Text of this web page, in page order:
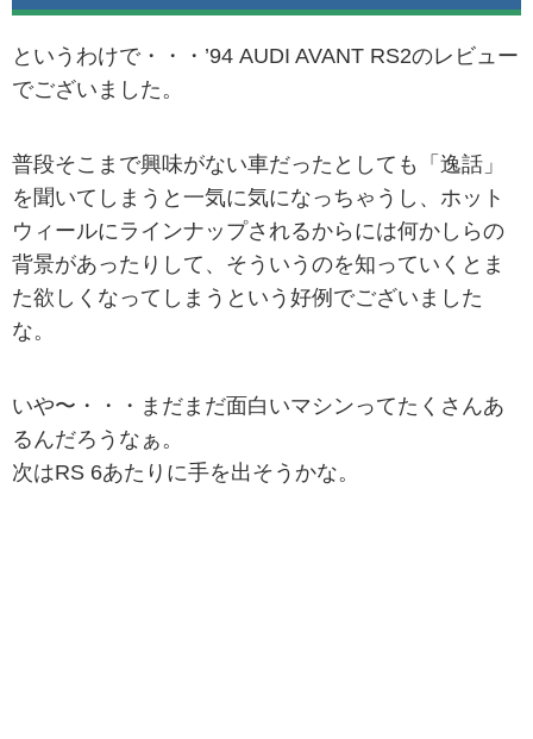
というわけで・・・’94 AUDI AVANT RS2のレビュー
でございました。
普段そこまで興味がない車だったとしても「逸話」
を聞いてしまうと一気に気になっちゃうし、ホット
ウィールにラインナップされるからには何かしらの
背景があったりして、そういうのを知っていくとま
た欲しくなってしまうという好例でございました
な。
いや〜・・・まだまだ面白いマシンってたくさんあ
るんだろうなぁ。
次はRS 6あたりに手を出そうかな。